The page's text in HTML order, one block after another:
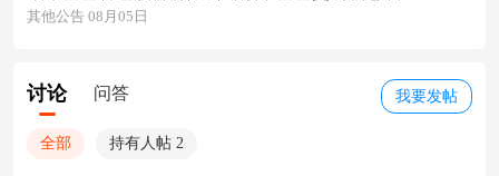
其他公告 08月05日
我要发帖
讨论 问答
全部 持有人帖 2